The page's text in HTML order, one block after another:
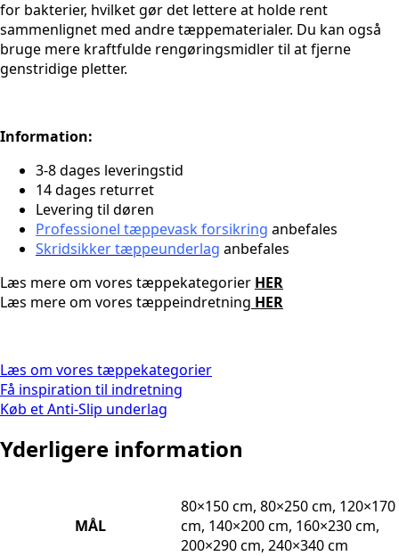
for bakterier, hvilket gør det lettere at holde rent
sammenlignet med andre tæppematerialer. Du kan også
bruge mere kraftfulde rengøringsmidler til at fjerne
genstridige pletter.
Information:
3-8 dages leveringstid
14 dages returret
Levering til døren
Professionel tæppevask forsikring anbefales
Skridsikker tæppeunderlag anbefales
Læs mere om vores tæppekategorier HER
Læs mere om vores tæppeindretning HER
Læs om vores tæppekategorier
Få inspiration til indretning
Køb et Anti-Slip underlag
Yderligere information
MÅL
80×150 cm, 80×250 cm, 120×170
cm, 140×200 cm, 160×230 cm,
200×290 cm, 240×340 cm